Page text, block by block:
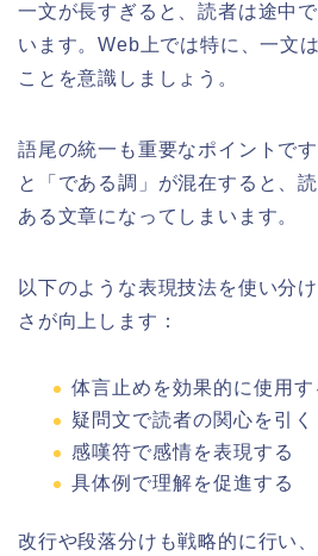
一文が長すぎると、読者は途中
います。Web上では特に、一文
ことを意識しましょう。
語尾の統一も重要なポイントで
と「である調」が混在すると、
ある文章になってしまいます。
以下のような表現技法を使い分
さが向上します：
体言止めを効果的に使用す
疑問文で読者の関心を引く
感嘆符で感情を表現する
具体例で理解を促進する
改行や段落分けも戦略的に行い